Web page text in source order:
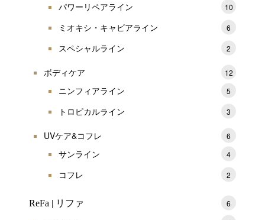
パワーリペアライン 10
ミオキシ・キャビアライン 6
スペシャルライン 2
ボディケア 12
ニンフィアライン 5
トロピカルライン 3
UVケア&コフレ 6
サンライン 4
コフレ 2
ReFa | リファ 6